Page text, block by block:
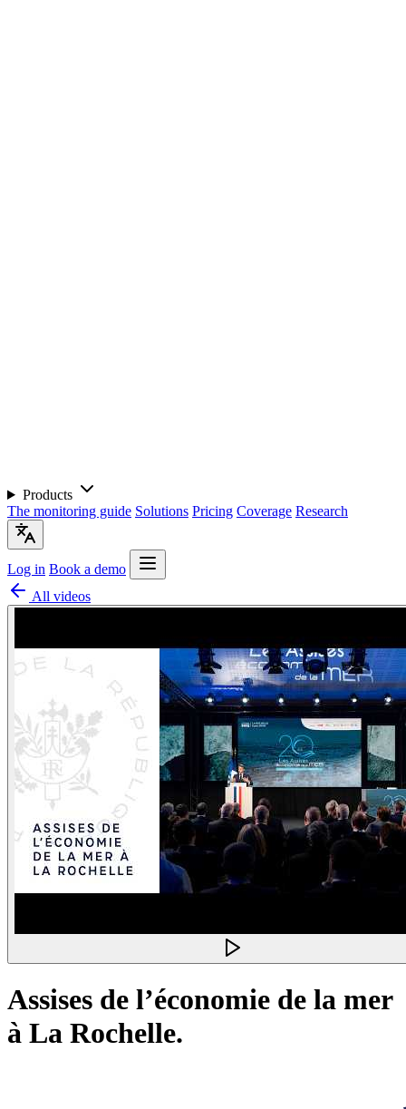
Products
The monitoring guide Solutions Pricing Coverage Research
Log in Book a demo
All videos
Assises de l’économie de la mer
à La Rochelle.